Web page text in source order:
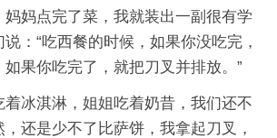
妈妈点完了菜，我就装出一副很有学
：“吃西餐的时候，如果你没吃完，
果你吃完了，就把刀叉并排放。”
着冰淇淋，姐姐吃着奶昔，我们还不
还是少不了比萨饼，我拿起刀叉，